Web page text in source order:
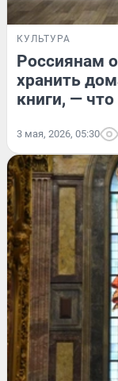
КУЛЬТУРА
Россиянам
хранить
книги, — что
3 мая, 2026, 05:30